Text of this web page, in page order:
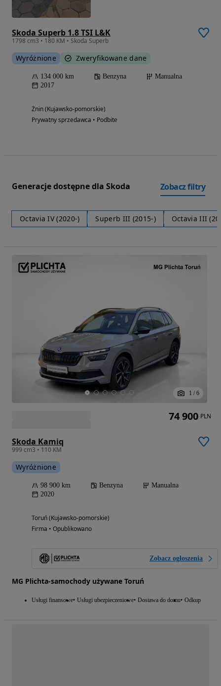
Skoda Superb 1.8 TSI L&K
1798 cm3 • 180 KM • Skoda Superb
Wyróżnione Zweryfikowane dane
134 000 km Benzyna
Manualna
2017
Żnin (Kujawsko-pomorskie)
Prywatny sprzedawca • Podbite
Generacje dostępne dla Skoda Zobacz filtry
Octavia IV (2020-) Superb III (2015-) Octavia III
1 / 6
Skoda Kamiq
999 cm3 • 110 KM
Wyróżnione
98 900 km Benzyna
Manualna
2020
Toruń (Kujawsko-pomorskie)
Firma • Opublikowano
Zobacz ogłoszenia
MG Plichta-samochody używane Toruń
Usługi finansowe Usługi ubezpieczeniowe Dostawa do domu Odkup
74 900 PLN